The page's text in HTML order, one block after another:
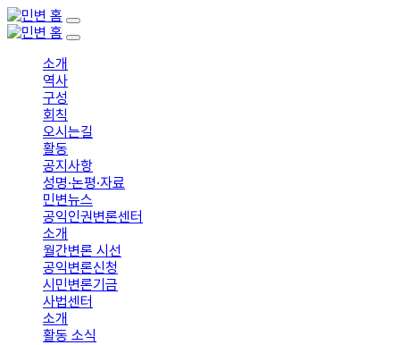
소개
역사
구성
회칙
오시는길
활동
공지사항
성명·논평·자료
민변뉴스
공익인권변론센터
소개
월간변론 시선
공익변론신청
시민변론기금
사법센터
소개
활동 소식